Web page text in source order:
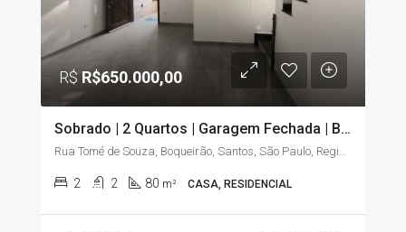
R$R$650.000,00
Sobrado | 2 Quartos | Garagem Fechada | Boqueirão – Santos/SP
Rua Tomé de Souza, Boqueirão, Santos, São Paulo, Região Sudeste, 11045-904, Brasil
2 2 80 m² CASA, RESIDENCIAL